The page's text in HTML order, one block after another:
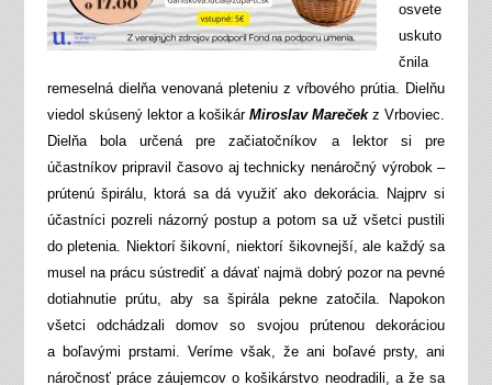
osvete
uskuto
čnila
remeselná dielňa venovaná pleteniu z vŕbového prútia. Dielňu
viedol skúsený lektor a košikárMiroslav Marečekz Vrboviec.
Dielňa bola určená pre začiatočníkov a lektor si pre
účastníkov pripravil časovo aj technicky nenáročný výrobok –
prútenú špirálu, ktorá sa dá využiť ako dekorácia. Najprv si
účastníci pozreli názorný postup a potom sa už všetci pustili
do pletenia. Niektorí šikovní, niektorí šikovnejší, ale každý sa
musel na prácu sústrediť a dávať najmä dobrý pozor na pevné
dotiahnutie prútu, aby sa špirála pekne zatočila. Napokon
všetci odchádzali domov so svojou prútenou dekoráciou
a boľavými prstami. Veríme však, že ani boľavé prsty, ani
náročnosť práce záujemcov o košikárstvo neodradili, a že sa